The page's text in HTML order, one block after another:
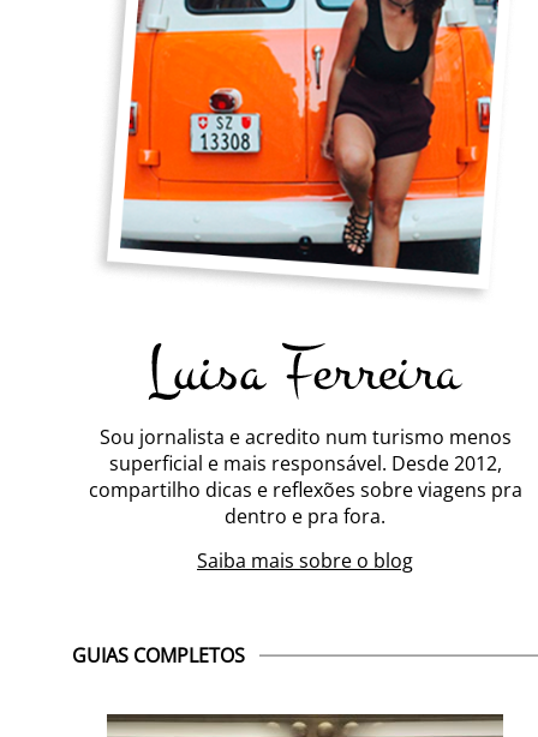
Sou jornalista e acredito num turismo menos
superficial e mais responsável. Desde 2012,
compartilho dicas e reflexões sobre viagens pra
dentro e pra fora.
Saiba mais sobre o blog
GUIAS COMPLETOS